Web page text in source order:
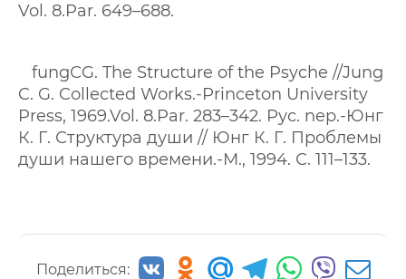
Vol. 8.Par. 649–688.
fungСG. The Structure of the Psyche //Jung
C. G. Collected Works.-Princeton University
Press, 1969.Vol. 8.Par. 283–342. Рус. nep.-Юнг
К. Г. Структура души // Юнг К. Г. Проблемы
души нашего времени.-М., 1994. С. 111–133.
Поделиться: